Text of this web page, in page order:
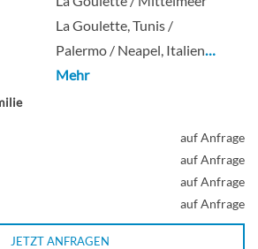
La Goulette, Tunis /
Palermo / Neapel, Italien…
Mehr
auf Anfrage
auf Anfrage
auf Anfrage
auf Anfrage
JETZT ANFRAGEN